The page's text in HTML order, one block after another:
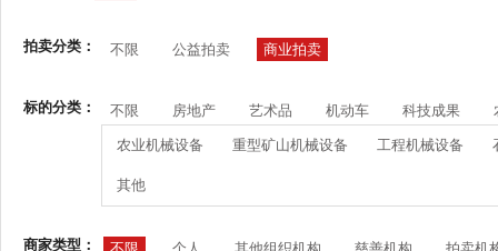
拍卖分类： 不限 公益拍卖 商业拍卖
标的分类： 不限 房地产 艺术品 机动车 科技成果
农业机械设备 重型矿山机械设备 工程机械设备
其他
商家类型：